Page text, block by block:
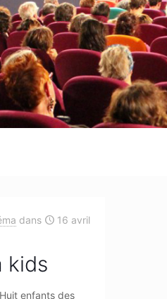
dans
16 avril
kids
enfants des